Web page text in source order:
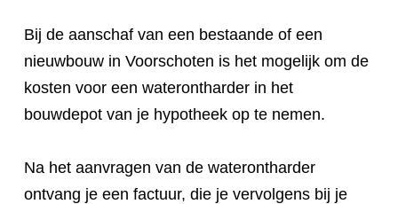
Bij de aanschaf van een bestaande of een
nieuwbouw in Voorschoten is het mogelijk om de
kosten voor een waterontharder in het
bouwdepot van je hypotheek op te nemen.
Na het aanvragen van de waterontharder
ontvang je een factuur, die je vervolgens bij je